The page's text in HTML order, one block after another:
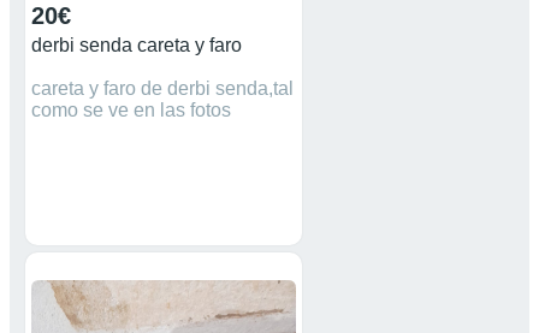
20€
derbi senda careta y faro
careta y faro de derbi senda,tal
como se ve en las fotos